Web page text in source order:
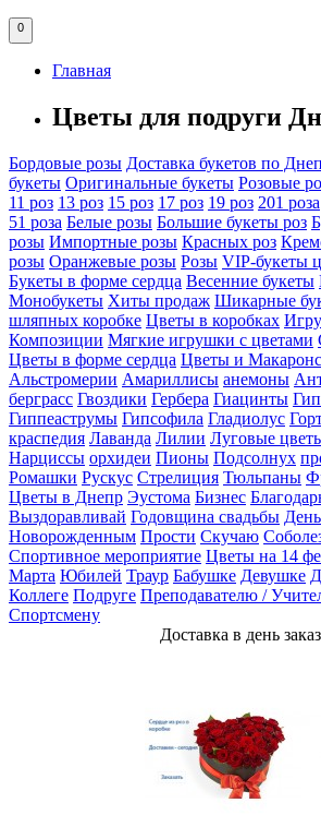
0
Главная
Цветы для подруги
Бордовые розы Доставка букетов по
букеты Оригинальные букеты Розовые
11 роз 13 роз 15 роз 17 роз 19 роз 201 роза
51 роза Белые розы Большие букеты роз
розы Импортные розы Красных роз
розы Оранжевые розы Розы VIP-букеты
Букеты в форме сердца Весенние букеты
Монобукеты Хиты продаж Шикарные
шляпных коробке Цветы в коробках
Композиции Мягкие игрушки с цветами
Цветы в форме сердца Цветы и Макаронс
Альстромерии Амариллисы анемоны
берграсс Гвоздики Гербера Гиацинты
Гиппеаструмы Гипсофила Гладиолус
краспедия Лаванда Лилии Луговые
Нарциссы орхидеи Пионы Подсолнух
Ромашки Рускус Стрелиция Тюльпаны
Цветы в Днепр Эустома Бизнес
Выздоравливай Годовщина свадьбы
Новорожденным Прости Скучаю
Спортивное мероприятие Цветы на 14
Марта Юбилей Траур Бабушке Девушке
Коллеге Подруге Преподавателю /
Спортсмену
Доставка в день